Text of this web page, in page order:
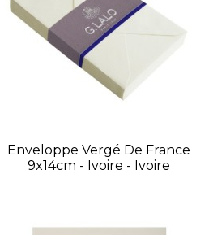
Enveloppe Vergé De France
9x14cm - Ivoire - Ivoire